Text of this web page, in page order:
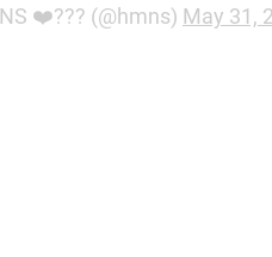
❤️??? (@hmns) May 31,